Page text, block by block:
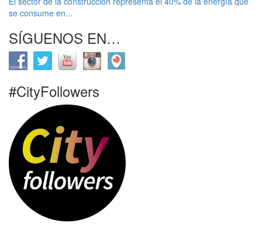
se consume en...
SÍGUENOS EN…
#CityFollowers